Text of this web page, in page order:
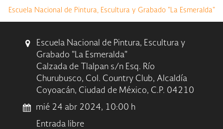
Escuela Nacional de Pintura, Escultura y Grabado "La Esmeralda"
Escuela Nacional de Pintura, Escultura y
Grabado "La Esmeralda"
Calzada de Tlalpan s/n Esq. Río
Churubusco, Col. Country Club, Alcaldía
Coyoacán, Ciudad de México, C.P. 04210
mié 24 abr 2024, 10:00 h
Entrada libre